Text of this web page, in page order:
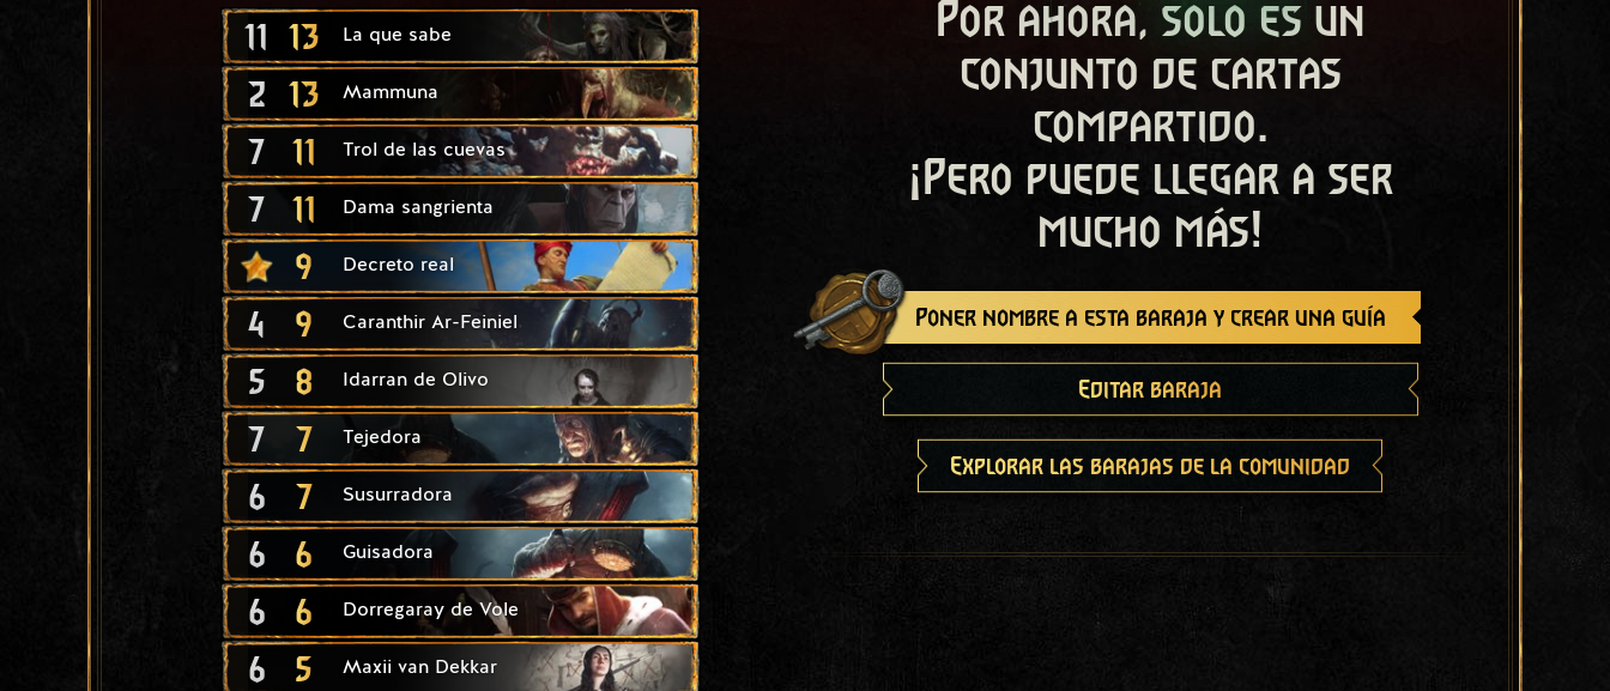
11 13 La que sabe
2 13 Mammuna
7 11 Trol de las cuevas
7 11 Dama sangrienta
9 Decreto real
4 9 Caranthir Ar-Feiniel
5 8 Idarran de Olivo
7 7 Tejedora
6 7 Susurradora
6 6 Guisadora
6 6 Dorregaray de Vole
6 5 Maxii van Dekkar
Por ahora, solo es un
conjunto de cartas
compartido.
¡Pero puede llegar a ser
mucho más!
Poner nombre a esta baraja y crear una guía
Editar baraja
Explorar las barajas de la comunidad